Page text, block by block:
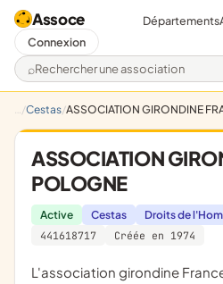
Assoce
Rechercher une association
Départements
Connexion
Cestas ASSOCIATION GIRONDINE
ASSOCIATION
POLOGNE
Active Cestas Droits de
441618717
Créée en 1974
l'association girondine France-Pologne a pour but